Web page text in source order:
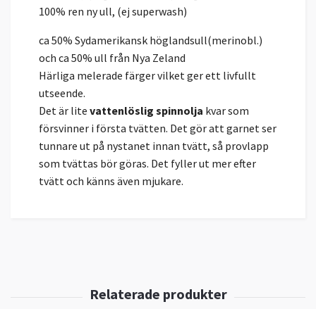
100% ren ny ull, (ej superwash)
ca 50% Sydamerikansk höglandsull(merinobl.)
och ca 50% ull från Nya Zeland
Härliga melerade färger vilket ger ett livfullt
utseende.
Det är lite vattenlöslig spinnolja kvar som
försvinner i första tvätten. Det gör att garnet ser
tunnare ut på nystanet innan tvätt, så provlapp
som tvättas bör göras. Det fyller ut mer efter
tvätt och känns även mjukare.